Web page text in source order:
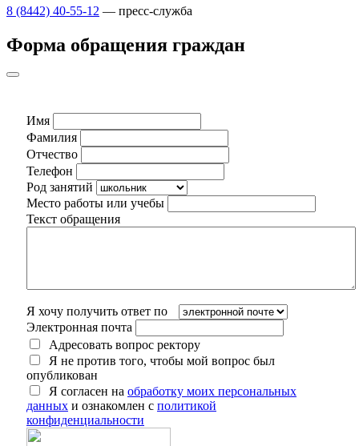
8 (8442) 40-55-12 — пресс-служба
Форма обращения граждан
Имя
Фамилия
Отчество
Телефон
Род занятий
Место работы или учебы
Текст обращения
Я хочу получить ответ по
Электронная почта
Адресовать вопрос ректору
Я не против того, чтобы мой вопрос был
опубликован
Я согласен на обработку моих персональных
данных и ознакомлен с политикой
конфиденциальности